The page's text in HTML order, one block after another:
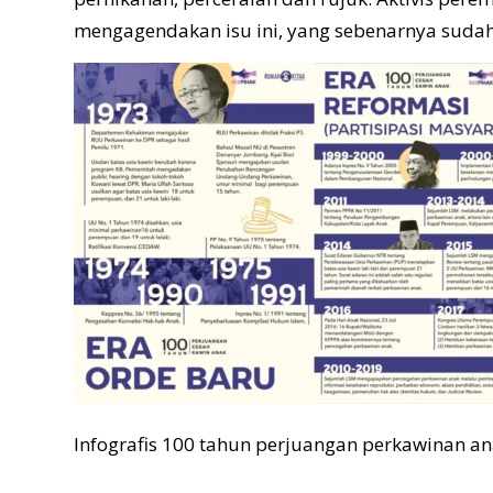
mengagendakan isu ini, yang sebenarnya
Infografis 100 tahun perjuangan perkawinan